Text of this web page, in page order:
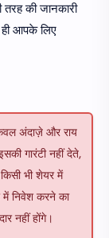
की जानकारी
आपके लिए
अंदाज़े और राय
गारंटी नहीं देते,
भी शेयर में
निवेश करने का
नहीं होंगे।